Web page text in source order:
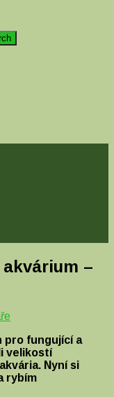
–
s
názvem
Několik
tipů
pro fungující a
velikostí
Nyní si
rybím